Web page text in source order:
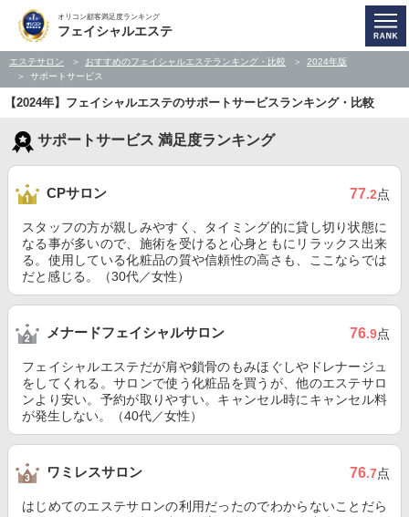
オリコン顧客満足度ランキング
フェイシャルエステ
エステサロン おすすめのフェイシャルエステランキング・比較
2024年版
サポートサービス
【2024年】フェイシャルエステのサポートサービスランキング・比較
サポートサービス 満足度ランキング
CPサロン 77.2点
スタッフの方が親しみやすく、タイミング的に貸し切り状態に
なる事が多いので、施術を受けると心身ともにリラックス出来
る。使用している化粧品の質や信頼性の高さも、ここならでは
だと感じる。（30代／女性）
メナードフェイシャルサロン 76.9点
フェイシャルエステだが肩や鎖骨のもみほぐしやドレナージュ
をしてくれる。サロンで使う化粧品を買うが、他のエステサロ
ンより安い。予約が取りやすい。キャンセル時にキャンセル料
が発生しない。（40代／女性）
ワミレスサロン 76.7点
はじめてのエステサロンの利用だったのでわからないことだら